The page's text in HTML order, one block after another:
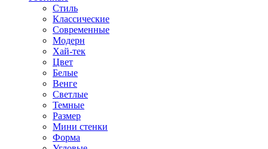
Стиль
Классические
Современные
Модерн
Хай-тек
Цвет
Белые
Венге
Светлые
Темные
Размер
Мини стенки
Форма